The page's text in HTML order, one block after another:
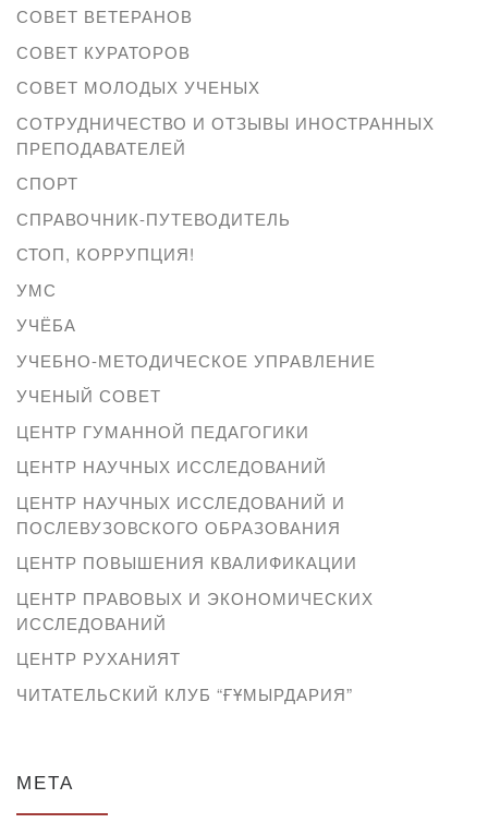
СОВЕТ ВЕТЕРАНОВ
СОВЕТ КУРАТОРОВ
СОВЕТ МОЛОДЫХ УЧЕНЫХ
СОТРУДНИЧЕСТВО И ОТЗЫВЫ ИНОСТРАННЫХ
ПРЕПОДАВАТЕЛЕЙ
СПОРТ
СПРАВОЧНИК-ПУТЕВОДИТЕЛЬ
СТОП, КОРРУПЦИЯ!
УМС
УЧЁБА
УЧЕБНО-МЕТОДИЧЕСКОЕ УПРАВЛЕНИЕ
УЧЕНЫЙ СОВЕТ
ЦЕНТР ГУМАННОЙ ПЕДАГОГИКИ
ЦЕНТР НАУЧНЫХ ИССЛЕДОВАНИЙ
ЦЕНТР НАУЧНЫХ ИССЛЕДОВАНИЙ И
ПОСЛЕВУЗОВСКОГО ОБРАЗОВАНИЯ
ЦЕНТР ПОВЫШЕНИЯ КВАЛИФИКАЦИИ
ЦЕНТР ПРАВОВЫХ И ЭКОНОМИЧЕСКИХ
ИССЛЕДОВАНИЙ
ЦЕНТР РУХАНИЯТ
ЧИТАТЕЛЬСКИЙ КЛУБ “ҒҰМЫРДАРИЯ”
МЕТА